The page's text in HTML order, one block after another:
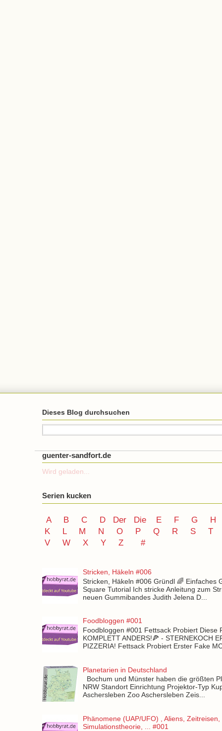
Dieses Blog durchsuchen
guenter-sandfort.de
Wird geladen...
Serien kucken
A B C D Der Die E F G
H
K
L M N O P Q R S
T
V
W X Y Z #
Stricken, Häkeln #006
Stricken, Häkeln #006 Gründl 🌈 Einfaches
Square Tutorial Ich stricke Anleitung zum
neuen Gummibandes Judith Jelena D...
Foodbloggen #001
Foodbloggen #001 Fettsack Probiert Diese
KOMPLETT ANDERS!🍕 - STERNEKOCH
PIZZERIA! Fettsack Probiert Erster Fake
Planetarien in Deutschland
Bochum und Münster haben die größten
NRW Standort Einrichtung Projektor-Typ
Aschersleben Zoo Aschersleben Zeis...
Phänomene (UAP/UFO) , Aliens, Zeitreisen,
Simulationstheorie, ... #001